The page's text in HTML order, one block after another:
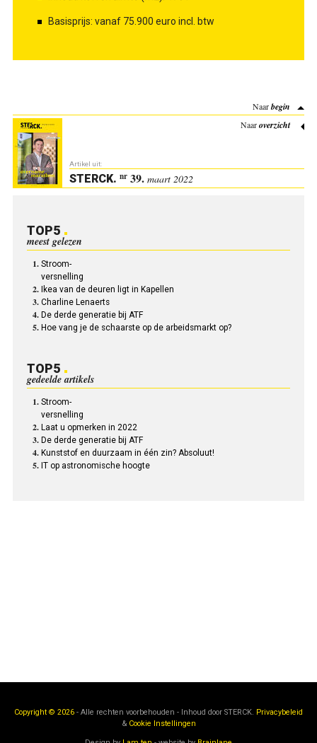
Basisprijs: vanaf 75.900 euro incl. btw
Naarbegin
Naaroverzicht
Artikel uit:
STERCK. nr39. maart 2022
TOP5
meest gelezen
Stroom-
versnelling
Ikea van de deuren ligt in Kapellen
Charline Lenaerts
De derde generatie bij ATF
Hoe vang je de schaarste op de arbeidsmarkt op?
TOP5
gedeelde artikels
Stroom-
versnelling
Laat u opmerken in 2022
De derde generatie bij ATF
Kunststof en duurzaam in één zin? Absoluut!
IT op astronomische hoogte
Copyright © 2026 - Alle rechten voorbehouden - Inhoud door STERCK. Privacybeleid
& Cookie Instellingen